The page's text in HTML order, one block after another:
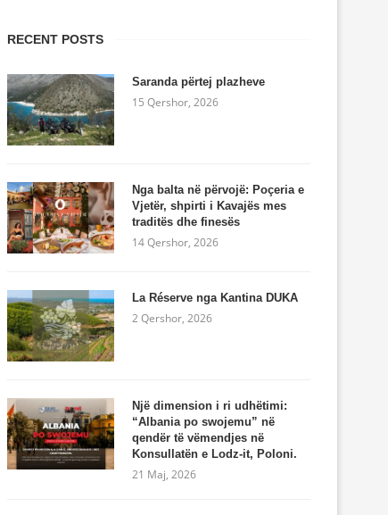
RECENT POSTS
Saranda përtej plazheve
15 Qershor, 2026
Nga balta në përvojë: Poçeria e
Vjetër, shpirti i Kavajës mes
traditës dhe finesës
14 Qershor, 2026
La Réserve nga Kantina DUKA
2 Qershor, 2026
Një dimension i ri udhëtimi:
“Albania po swojemu” në
qendër të vëmendjes në
Konsullatën e Lodz-it, Poloni.
21 Maj, 2026